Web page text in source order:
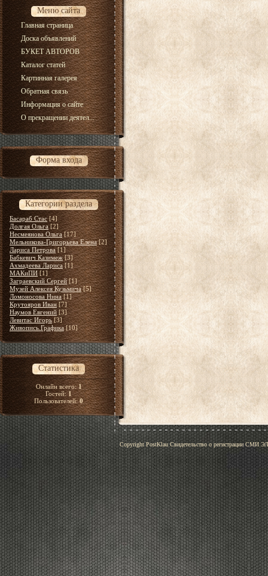
Меню сайта
Главная страница
Доска объявлений
БУКЕТ АВТОРОВ
Каталог статей
Картинная галерея
Обратная связь
Информация о сайте
О прекращении деятел...
Форма входа
Категории раздела
Басараб Стас [4]
Долгая Ольга [2]
Несмеянова Ольга [17]
Мельникова-Григорьева Елена [2]
Лариса Петрова [1]
Бабкевич Казимеж [3]
Ахмадеева Лариса [1]
МАКиПИ [1]
Заграевский Сергей [1]
Музей Алексея Кузьмича [5]
Ломоносова Нина [1]
Крутояров Иван [7]
Наумов Евгений [3]
Левитас Игорь [3]
Живопись.Графика [10]
Статистика
Онлайн всего:1
Гостей:1
Пользователей:0
Copyright PostKlau Свидетельство о регистрации СМИ